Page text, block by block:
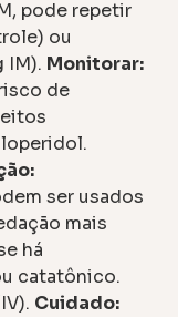
pode repetir
ou
IM). Monitorar:
de
ser usados
mais
há
catatônico.
Cuidado: